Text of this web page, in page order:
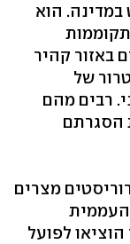
במדינה. הוא
באזור קהיר
של
רבים מהם
הסגרתם
מצרים
העממית
לפועל